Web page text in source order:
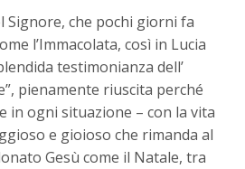
Signore, che pochi giorni fa
l’Immacolata, così in Lucia
testimonianza dell’
pienamente riuscita perché
in ogni situazione – con la vita
e gioioso che rimanda al
Gesù come il Natale, tra